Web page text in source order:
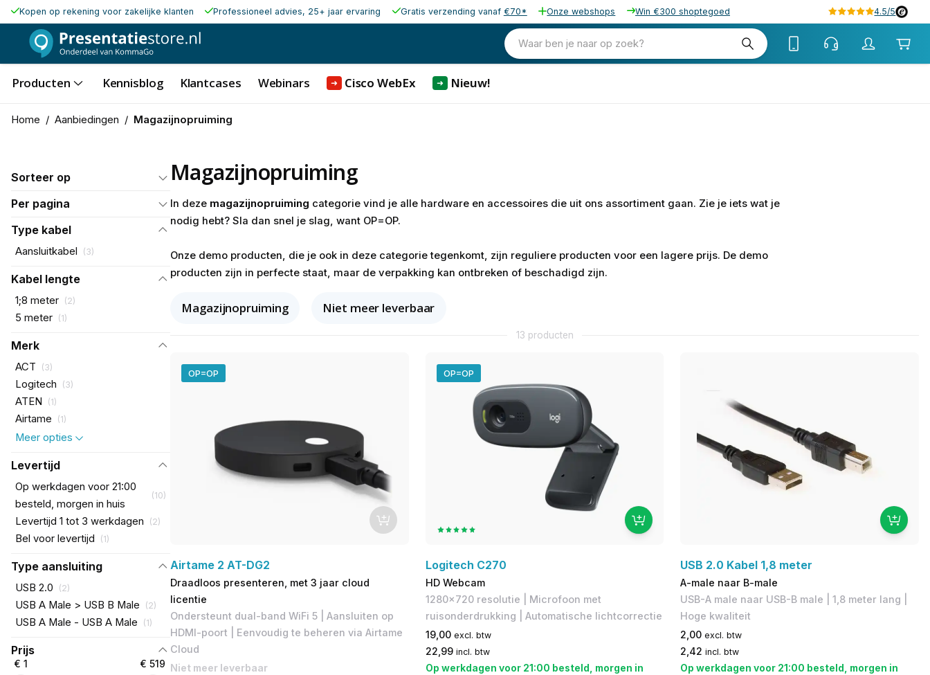
Kopen op rekening voor zakelijke klanten Professioneel advies, 25+ jaar ervaring Gratis verzending vanaf €70* Onze webshops Win €300 shoptegoed 4.5/5
Waar ben je naar op zoek?
Producten Kennisblog Klantcases Webinars ➜ Cisco WebEx ➜ Nieuw!
Home / Aanbiedingen / Magazijnopruiming
Sorteer op
Per pagina
Type kabel
Aansluitkabel (3)
Kabel lengte
1;8 meter (2)
5 meter (1)
Merk
ACT (3)
Logitech (3)
ATEN (1)
Airtame (1)
Meer opties
Levertijd
Op werkdagen voor 21:00
besteld, morgen in huis
(10)
Levertijd 1 tot 3 werkdagen (2)
Bel voor levertijd (1)
Type aansluiting
USB 2.0 (2)
USB A Male > USB B Male (2)
USB A Male - USB A Male (1)
Prijs
€ 1 € 519
Magazijnopruiming
In deze magazijnopruiming categorie vind je alle hardware en accessoires die uit ons assortiment gaan. Zie je iets wat je
nodig hebt? Sla dan snel je slag, want OP=OP.
Onze demo producten, die je ook in deze categorie tegenkomt, zijn reguliere producten voor een lagere prijs. De demo
producten zijn in perfecte staat, maar de verpakking kan ontbreken of beschadigd zijn.
Magazijnopruiming Niet meer leverbaar
13 producten
OP=OP
Airtame 2 AT-DG2
Draadloos presenteren, met 3 jaar cloud
licentie
Ondersteunt dual-band WiFi 5 | Aansluiten op
HDMI-poort | Eenvoudig te beheren via Airtame
Cloud
Niet meer leverbaar
OP=OP
Logitech C270
HD Webcam
1280x720 resolutie | Microfoon met
ruisonderdrukking | Automatische lichtcorrectie
19,00 excl. btw
22,99 incl. btw
Op werkdagen voor 21:00 besteld, morgen in
USB 2.0 Kabel 1,8 meter
A-male naar B-male
USB-A male naar USB-B male | 1,8 meter lang |
Hoge kwaliteit
2,00 excl. btw
2,42 incl. btw
Op werkdagen voor 21:00 besteld, morgen in